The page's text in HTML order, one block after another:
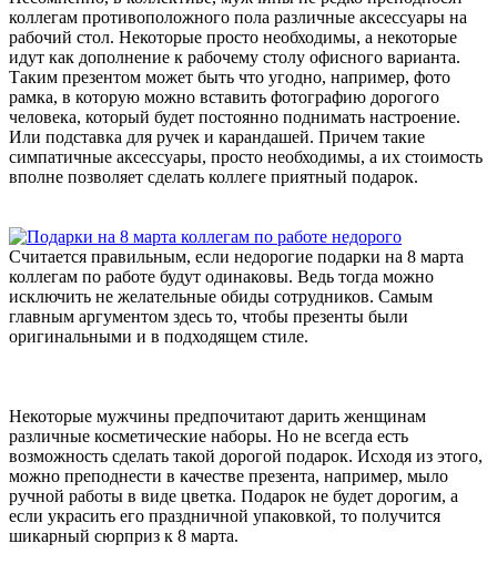
коллегам противоположного пола различные аксессуары на
рабочий стол. Некоторые просто необходимы, а некоторые
идут как дополнение к рабочему столу офисного варианта.
Таким презентом может быть что угодно, например, фото
рамка, в которую можно вставить фотографию дорогого
человека, который будет постоянно поднимать настроение.
Или подставка для ручек и карандашей. Причем такие
симпатичные аксессуары, просто необходимы, а их стоимость
вполне позволяет сделать коллеге приятный подарок.
Считается правильным, если недорогие подарки на 8 марта
коллегам по работе будут одинаковы. Ведь тогда можно
исключить не желательные обиды сотрудников. Самым
главным аргументом здесь то, чтобы презенты были
оригинальными и в подходящем стиле.
Некоторые мужчины предпочитают дарить женщинам
различные косметические наборы. Но не всегда есть
возможность сделать такой дорогой подарок. Исходя из этого,
можно преподнести в качестве презента, например, мыло
ручной работы в виде цветка. Подарок не будет дорогим, а
если украсить его праздничной упаковкой, то получится
шикарный сюрприз к 8 марта.